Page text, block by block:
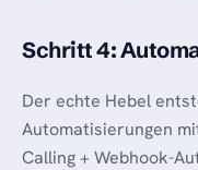
Schritt 4:
Der echte Hebel
Automatisierungen
Calling + Webhook-